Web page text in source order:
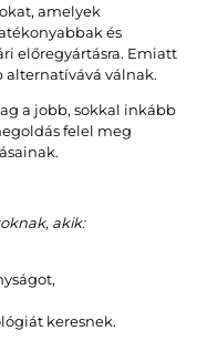
amelyek
és
előregyártásra. Emiatt
alternatívává válnak.
a jobb, sokkal inkább
felel meg
akik:
keresnek.